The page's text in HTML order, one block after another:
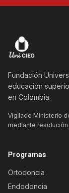
Fundación
educación
en Colombia.
Vigilado Ministerio
mediante resolución
Programas
Ortodoncia
Endodoncia